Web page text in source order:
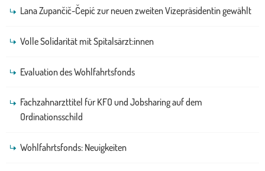
Lana Zupančič-Čepić zur neuen zweiten Vizepräsidentin gewählt
Volle Solidarität mit Spitalsärzt:innen
Evaluation des Wohlfahrtsfonds
Fachzahnarzttitel für KFO und Jobsharing auf dem
Ordinationsschild
Wohlfahrtsfonds: Neuigkeiten